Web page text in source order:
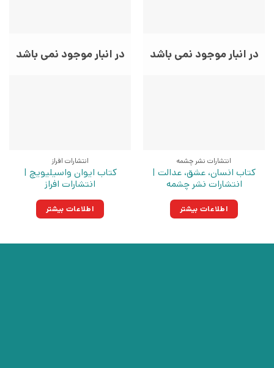
در انبار موجود نمی باشد
انتشارات نشر چشمه
کتاب انسان، عشق، عدالت |
انتشارات نشر چشمه
اطلاعات بیشتر
در انبار موجود نمی باشد
انتشارات افراز
کتاب ایوان واسیلیویچ |
انتشارات افراز
اطلاعات بیشتر